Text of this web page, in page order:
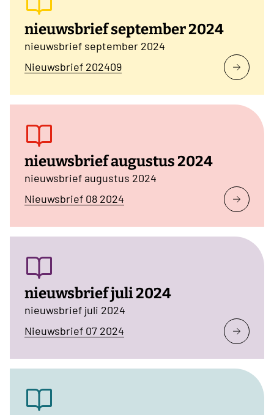
nieuwsbrief september 2024
nieuwsbrief september 2024
Nieuwsbrief 202409
nieuwsbrief augustus 2024
nieuwsbrief augustus 2024
Nieuwsbrief 08 2024
nieuwsbrief juli 2024
nieuwsbrief juli 2024
Nieuwsbrief 07 2024